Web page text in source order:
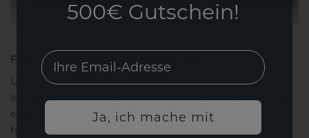
FÜR VERBINDUNGEN GESCHAFFEN
Unsere Designphilosophie ist auf Verbindung
ausgelegt, wobei jedes Stück so gestaltet ist, dass
es die Zeit überdauert. Es wird zu Ihrem Symbol
für Liebe und wertvolle Momente, das dazu
500€ Gutschein!
EMail
Ja, ich mache mit